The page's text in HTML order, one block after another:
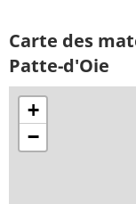
Carte des
Patte-d'Oie
+
−